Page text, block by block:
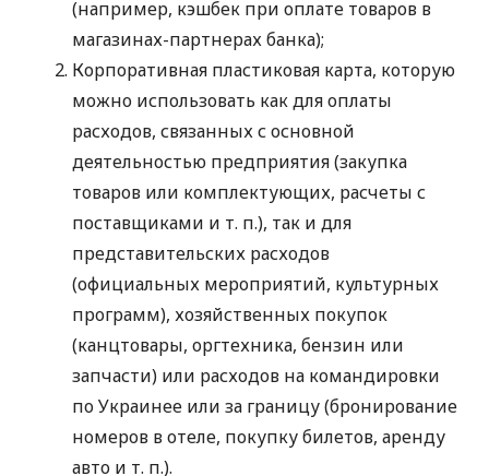
(например, кэшбек при оплате товаров в
магазинах-партнерах банка);
Корпоративная пластиковая карта, которую
можно использовать как для оплаты
расходов, связанных с основной
деятельностью предприятия (закупка
товаров или комплектующих, расчеты с
поставщиками и т. п.), так и для
представительских расходов
(официальных мероприятий, культурных
программ), хозяйственных покупок
(канцтовары, оргтехника, бензин или
запчасти) или расходов на командировки
по Украинее или за границу (бронирование
номеров в отеле, покупку билетов, аренду
авто и т. п.).